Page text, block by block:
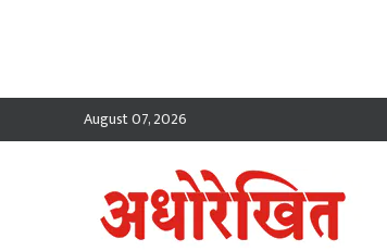
August 07, 2026